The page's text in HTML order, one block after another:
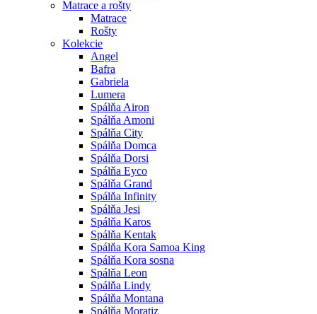
Matrace a rošty
Matrace
Rošty
Kolekcie
Angel
Bafra
Gabriela
Lumera
Spálňa Airon
Spálňa Amoni
Spálňa City
Spálňa Domca
Spálňa Dorsi
Spálňa Eyco
Spálňa Grand
Spálňa Infinity
Spálňa Jesi
Spálňa Karos
Spálňa Kentak
Spálňa Kora Samoa King
Spálňa Kora sosna
Spálňa Leon
Spálňa Lindy
Spálňa Montana
Spálňa Moratiz